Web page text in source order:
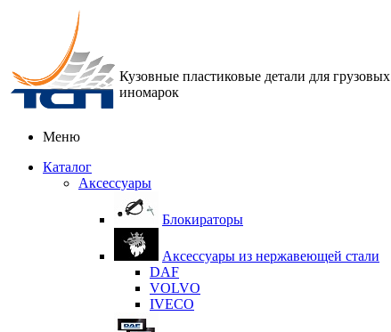
Кузовные пластиковые детали для грузовых
иномарок
Меню
Каталог
Аксессуары
Блокираторы
Аксессуары из нержавеющей стали
DAF
VOLVO
IVECO